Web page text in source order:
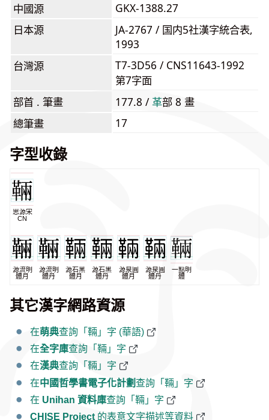
中國源
GKX-1388.27
日本源
JA-2767 / 国内5社漢字統合表,
1993
台灣源
T7-3D56 / CNS11643-1992
第7字面
部首 . 筆畫
177.8 /⾰部 8 畫
總筆畫
17
字型收錄
思源宋
CN
源流明
體月
源流明
體丹
源石黑
體月
源石黑
體丹
源泉圓
體月
源泉圓
體丹
一點明
體
其它漢字網路資源
在萌典查詢「䩫」字 (華語)
在全字庫查詢「䩫」字
在漢典查詢「䩫」字
在中國哲學書電子化計劃查詢「䩫」字
在 Unihan 資料庫查詢「䩫」字
CHISE Project 的表意文字描述等資料